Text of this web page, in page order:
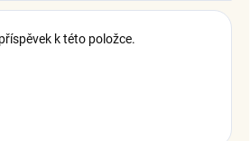
k této položce.